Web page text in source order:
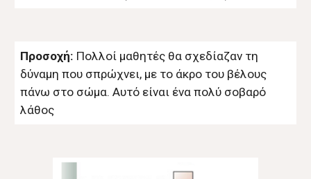
Προσοχή: Πολλοί μαθητές θα σχεδίαζαν τη
δύναμη που σπρώχνει, με το άκρο του βέλους
πάνω στο σώμα. Αυτό είναι ένα πολύ σοβαρό
λάθος